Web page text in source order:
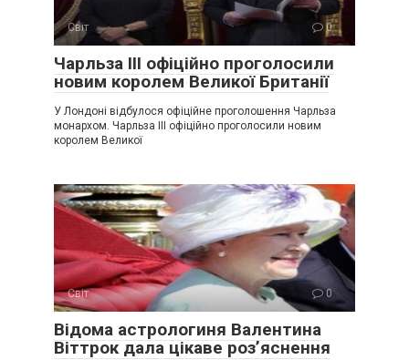
Світ 0
Чарльза III офіційно проголосили
новим королем Великої Британії
У Лондоні відбулося офіційне проголошення Чарльза
монархом. Чарльза III офіційно проголосили новим
королем Великої
Світ 0
Відома астрологиня Валентина
Віттрок дала цікаве роз’яснення